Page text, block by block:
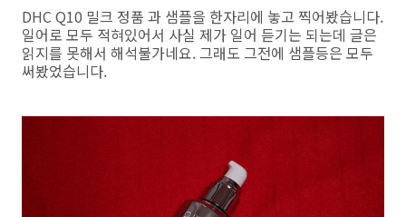
DHC Q10 밀크 정품 과 샘플을 한자리에 놓고 찍어봤습니다.
일어로 모두 적혀있어서 사실 제가 일어 듣기는 되는데 글은
읽지를 못해서 해석불가네요. 그래도 그전에 샘플등은 모두
써봤었습니다.